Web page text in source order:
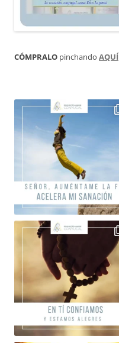
CÓMPRALO pinchando AQUÍ